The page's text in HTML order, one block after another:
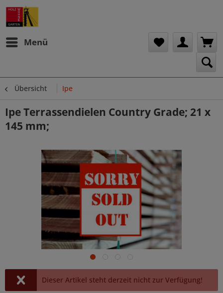
Menü
Übersicht Ipe
Ipe Terrassendielen Country Grade; 21 x
145 mm;
Dieser Artikel steht derzeit nicht zur Verfügung!